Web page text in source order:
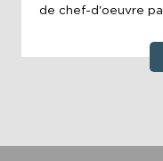
de chef-d'oeuvre